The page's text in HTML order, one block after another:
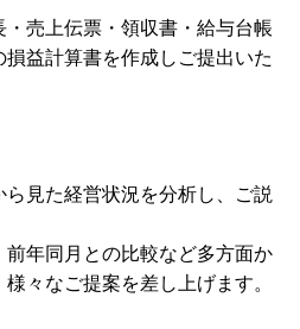
売上伝票・領収書・給与台帳
益計算書を作成しご提出いた
見た経営状況を分析し、ご説
前年同月との比較など多方面か
々なご提案を差し上げます。